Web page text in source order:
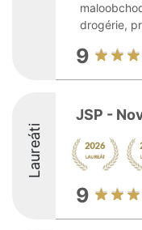
drogérie,
9
Laureáti
JSP -
9